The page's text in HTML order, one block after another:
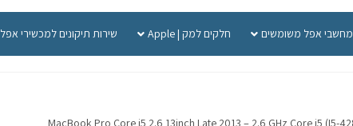
מחשבי אפל משומשים חלקים למק | Apple שירות תיקונים למכשירי אפל